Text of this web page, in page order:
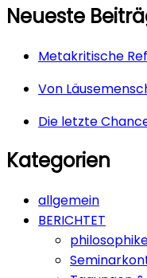
Neueste
Metakritische
Von
Die letzte
Kategorien
allgemein
BERICHTET